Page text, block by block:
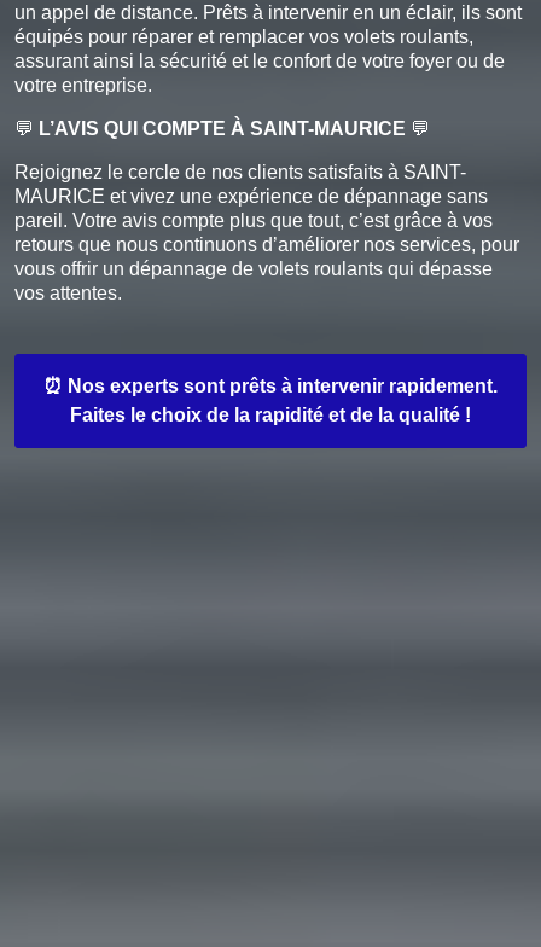
un appel de distance. Prêts à intervenir en un éclair, ils sont
équipés pour réparer et remplacer vos volets roulants,
assurant ainsi la sécurité et le confort de votre foyer ou de
votre entreprise.
💬 L’AVIS QUI COMPTE À SAINT-MAURICE 💬
Rejoignez le cercle de nos clients satisfaits à SAINT-
MAURICE et vivez une expérience de dépannage sans
pareil. Votre avis compte plus que tout, c’est grâce à vos
retours que nous continuons d’améliorer nos services, pour
vous offrir un dépannage de volets roulants qui dépasse
vos attentes.
⏰ Nos experts sont prêts à intervenir rapidement.
Faites le choix de la rapidité et de la qualité !